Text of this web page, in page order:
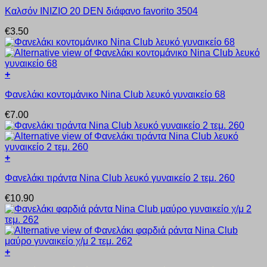
να
στη
σελίδα
του
προϊόντος
το
έχει
πολλαπλές
παραλλαγές.
Οι
επιλογές
να
στη
σελίδα
του
προϊόντος
Καλσόν INIZIO 20 DEN διάφανο favorito 3504
€3.50
+
το
έχει
πολλαπλές
παραλλαγές.
Οι
επιλογές
να
στη
σελίδα
του
προϊόντος
Φανελάκι κοντομάνικο Nina Club λευκό γυναικείο 68
€7.00
+
το
έχει
πολλαπλές
παραλλαγές.
Οι
επιλογές
μπορούν
Φανελάκι τιράντα Nina Club λευκό γυναικείο 2 τεμ. 260
€10.90
+